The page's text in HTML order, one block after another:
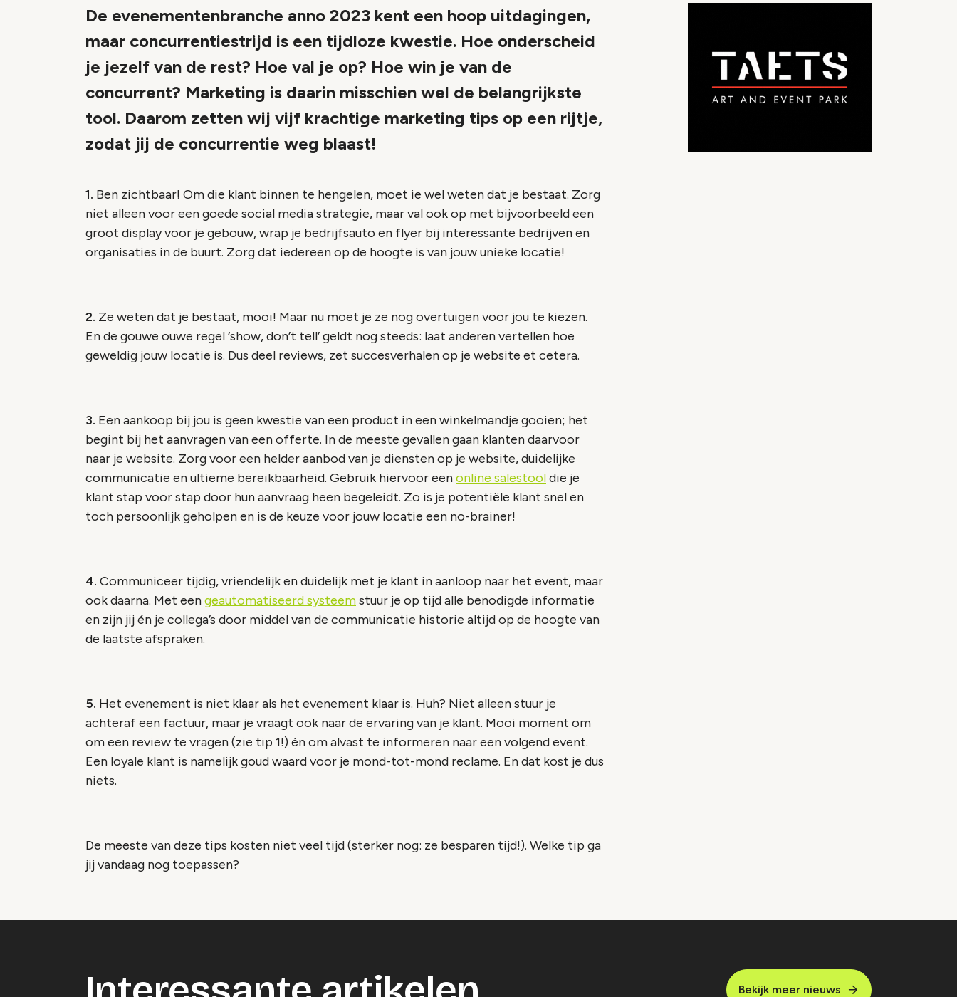
De evenementenbranche anno 2023 kent een hoop uitdagingen,
maar concurrentiestrijd is een tijdloze kwestie. Hoe onderscheid
je jezelf van de rest? Hoe val je op? Hoe win je van de
concurrent? Marketing is daarin misschien wel de belangrijkste
tool. Daarom zetten wij vijf krachtige marketing tips op een rijtje,
zodat jij de concurrentie weg blaast!
1. Ben zichtbaar! Om die klant binnen te hengelen, moet ie wel weten dat je bestaat. Zorg
niet alleen voor een goede social media strategie, maar val ook op met bijvoorbeeld een
groot display voor je gebouw, wrap je bedrijfsauto en flyer bij interessante bedrijven en
organisaties in de buurt. Zorg dat iedereen op de hoogte is van jouw unieke locatie!
2. Ze weten dat je bestaat, mooi! Maar nu moet je ze nog overtuigen voor jou te kiezen.
En de gouwe ouwe regel ‘show, don’t tell’ geldt nog steeds: laat anderen vertellen hoe
geweldig jouw locatie is. Dus deel reviews, zet succesverhalen op je website et cetera.
3. Een aankoop bij jou is geen kwestie van een product in een winkelmandje gooien; het
begint bij het aanvragen van een offerte. In de meeste gevallen gaan klanten daarvoor
naar je website. Zorg voor een helder aanbod van je diensten op je website, duidelijke
communicatie en ultieme bereikbaarheid. Gebruik hiervoor eenonline salestooldie je
klant stap voor stap door hun aanvraag heen begeleidt. Zo is je potentiële klant snel en
toch persoonlijk geholpen en is de keuze voor jouw locatie een no-brainer!
4. Communiceer tijdig, vriendelijk en duidelijk met je klant in aanloop naar het event, maar
ook daarna. Met eengeautomatiseerd systeemstuur je op tijd alle benodigde informatie
en zijn jij én je collega’s door middel van de communicatie historie altijd op de hoogte van
de laatste afspraken.
5. Het evenement is niet klaar als het evenement klaar is. Huh? Niet alleen stuur je
achteraf een factuur, maar je vraagt ook naar de ervaring van je klant. Mooi moment om
om een review te vragen (zie tip 1!) én om alvast te informeren naar een volgend event.
Een loyale klant is namelijk goud waard voor je mond-tot-mond reclame. En dat kost je dus
niets.
De meeste van deze tips kosten niet veel tijd (sterker nog: ze besparen tijd!). Welke tip ga
jij vandaag nog toepassen?
Bekijk meer nieuws